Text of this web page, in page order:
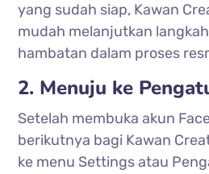
yang sudah siap, Kawan
mudah melanjutkan
hambatan dalam proses
2. Menuju ke
Setelah membuka akun
berikutnya bagi Kawan
ke menu Settings atau